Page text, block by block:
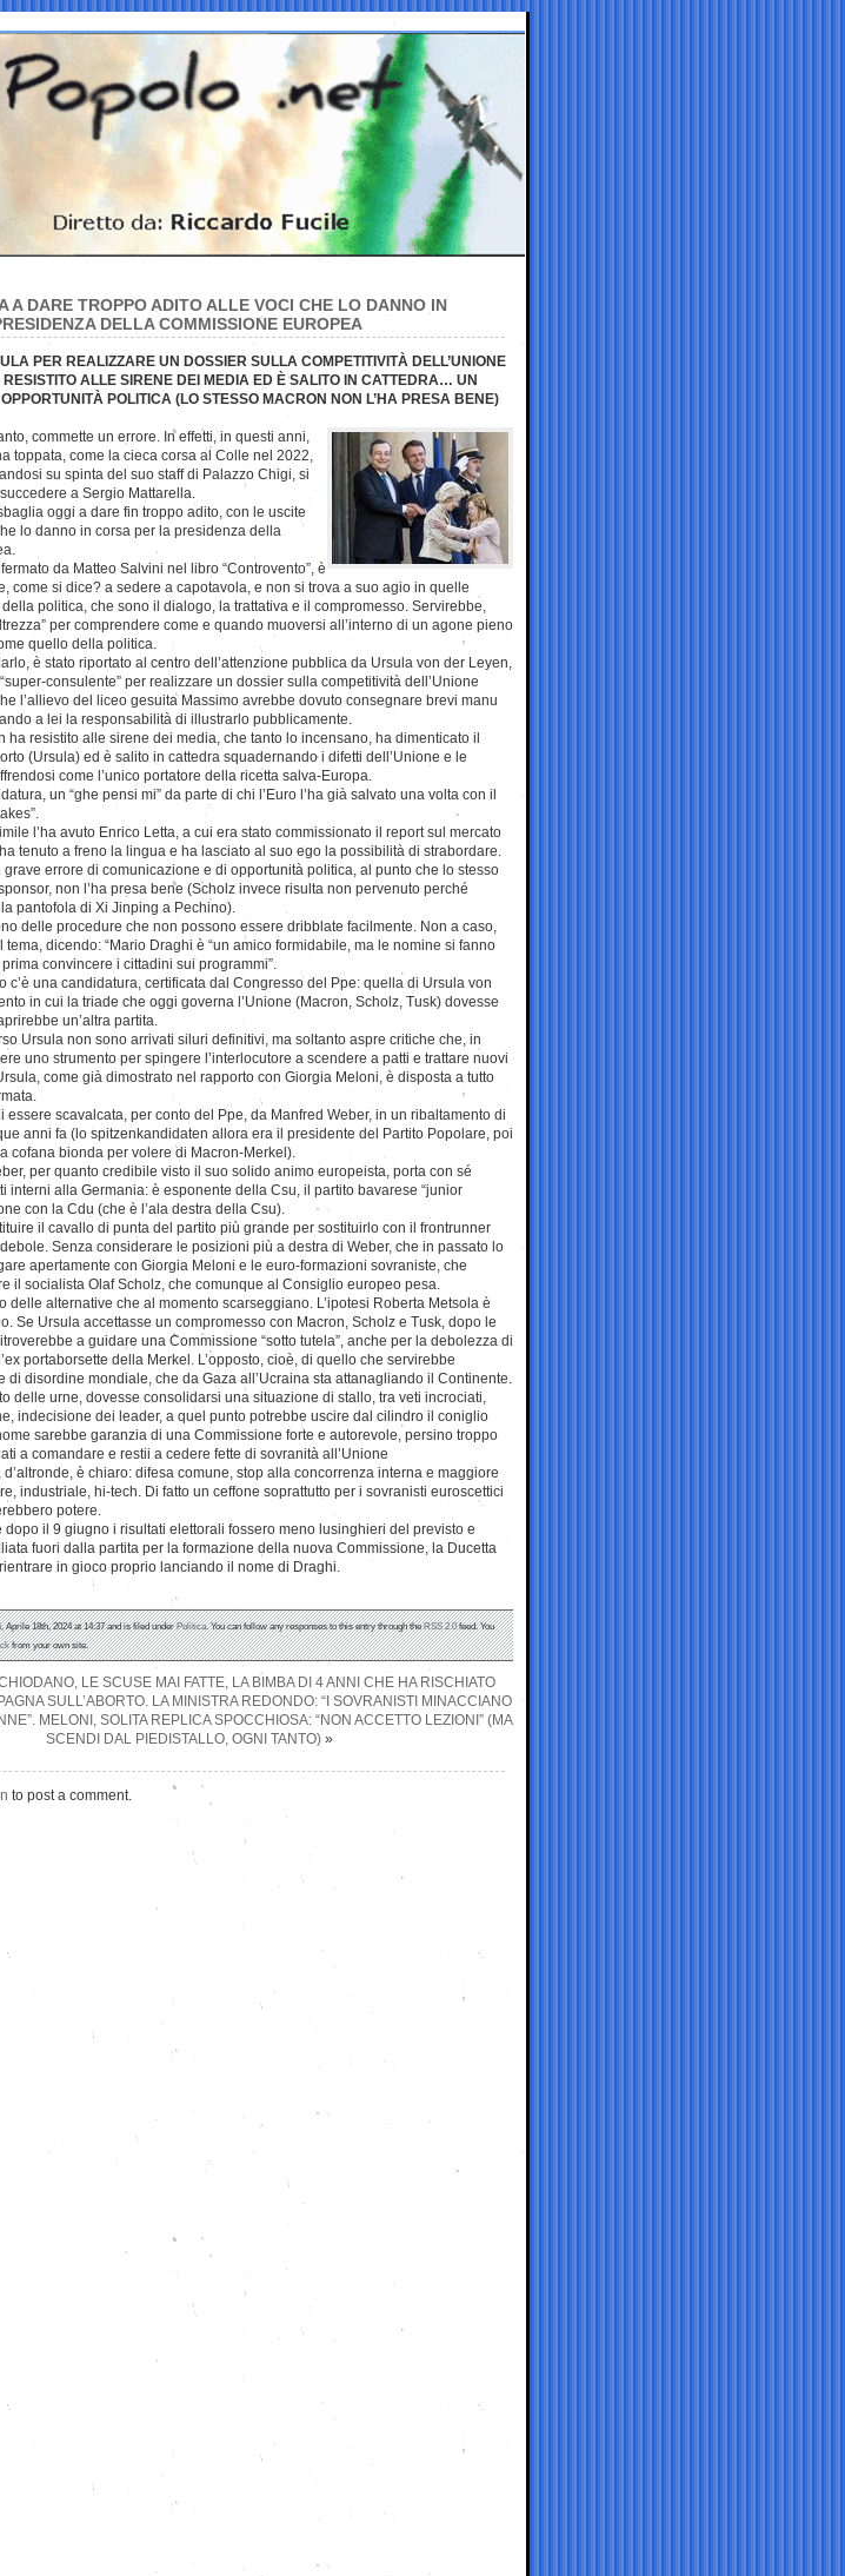
A DARE TROPPO ADITO ALLE VOCI CHE LO DANNO IN
DELLA COMMISSIONE EUROPEA
PER REALIZZARE UN DOSSIER SULLA COMPETITIVITÀ DELL’UNIONE
ALLE SIRENE DEI MEDIA ED È SALITO IN CATTEDRA… UN
POLITICA (LO STESSO MACRON NON L’HA PRESA BENE)
commette un errore. In effetti, in questi anni,
toppata, come la cieca corsa al Colle nel 2022,
su spinta del suo staff di Palazzo Chigi, si
a Sergio Mattarella.
oggi a dare fin troppo adito, con le uscite
lo danno in corsa per la presidenza della
da Matteo Salvini nel libro “Controvento”, è
come si dice? a sedere a capotavola, e non si trova a suo agio in quelle
politica, che sono il dialogo, la trattativa e il compromesso. Servirebbe,
per comprendere come e quando muoversi all’interno di un agone pieno
quello della politica.
è stato riportato al centro dell’attenzione pubblica da Ursula von der Leyen,
consulente” per realizzare un dossier sulla competitività dell’Unione
l’allievo del liceo gesuita Massimo avrebbe dovuto consegnare brevi manu
a lei la responsabilità di illustrarlo pubblicamente.
ha resistito alle sirene dei media, che tanto lo incensano, ha dimenticato il
(Ursula) ed è salito in cattedra squadernando i difetti dell’Unione e le
come l’unico portatore della ricetta salva-Europa.
un “ghe pensi mi” da parte di chi l’Euro l’ha già salvato una volta con il
l’ha avuto Enrico Letta, a cui era stato commissionato il report sul mercato
tenuto a freno la lingua e ha lasciato al suo ego la possibilità di strabordare.
grave errore di comunicazione e di opportunità politica, al punto che lo stesso
non l’ha presa bene (Scholz invece risulta non pervenuto perché
pantofola di Xi Jinping a Pechino).
delle procedure che non possono essere dribblate facilmente. Non a caso,
dicendo: “Mario Draghi è “un amico formidabile, ma le nomine si fanno
convincere i cittadini sui programmi”.
c’è una candidatura, certificata dal Congresso del Ppe: quella di Ursula von
in cui la triade che oggi governa l’Unione (Macron, Scholz, Tusk) dovesse
un’altra partita.
Ursula non sono arrivati siluri definitivi, ma soltanto aspre critiche che, in
uno strumento per spingere l’interlocutore a scendere a patti e trattare nuovi
come già dimostrato nel rapporto con Giorgia Meloni, è disposta a tutto
essere scavalcata, per conto del Ppe, da Manfred Weber, in un ribaltamento di
anni fa (lo spitzenkandidaten allora era il presidente del Partito Popolare, poi
cofana bionda per volere di Macron-Merkel).
per quanto credibile visto il suo solido animo europeista, porta con sé
interni alla Germania: è esponente della Csu, il partito bavarese “junior
con la Cdu (che è l’ala destra della Csu).
il cavallo di punta del partito più grande per sostituirlo con il frontrunner
Senza considerare le posizioni più a destra di Weber, che in passato lo
apertamente con Giorgia Meloni e le euro-formazioni sovraniste, che
il socialista Olaf Scholz, che comunque al Consiglio europeo pesa.
delle alternative che al momento scarseggiano. L’ipotesi Roberta Metsola è
Se Ursula accettasse un compromesso con Macron, Scholz e Tusk, dopo le
a guidare una Commissione “sotto tutela”, anche per la debolezza di
portaborsette della Merkel. L’opposto, cioè, di quello che servirebbe
di disordine mondiale, che da Gaza all’Ucraina sta attanagliando il Continente.
delle urne, dovesse consolidarsi una situazione di stallo, tra veti incrociati,
indecisione dei leader, a quel punto potrebbe uscire dal cilindro il coniglio
sarebbe garanzia di una Commissione forte e autorevole, persino troppo
a comandare e restii a cedere fette di sovranità all’Unione
d’altronde, è chiaro: difesa comune, stop alla concorrenza interna e maggiore
industriale, hi-tech. Di fatto un ceffone soprattutto per i sovranisti euroscettici
potere.
dopo il 9 giugno i risultati elettorali fossero meno lusinghieri del previsto e
fuori dalla partita per la formazione della nuova Commissione, la Ducetta
in gioco proprio lanciando il nome di Draghi.
Aprile 18th, 2024 at 14:37 and is filed underPolitica. You can follow any responses to this entry through theRSS 2.0feed. You
from your own site.
LE SCUSE MAI FATTE, LA BIMBA DI 4 ANNI CHE HA RISCHIATO
SULL’ABORTO. LA MINISTRA REDONDO: “I SOVRANISTI MINACCIANO
MELONI, SOLITA REPLICA SPOCCHIOSA: “NON ACCETTO LEZIONI” (MA
SCENDI DAL PIEDISTALLO, OGNI TANTO) »
to post a comment.